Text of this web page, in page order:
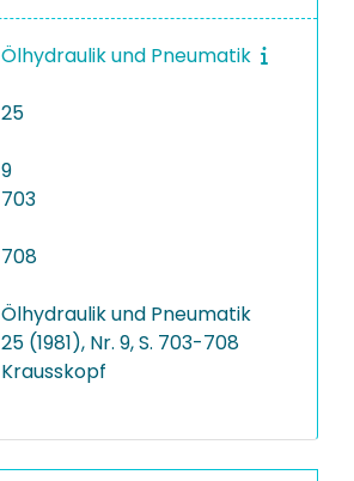
Ölhydraulik und Pneumatik
25
9
703
708
Ölhydraulik und Pneumatik
25 (1981), Nr. 9, S. 703-708
Krausskopf